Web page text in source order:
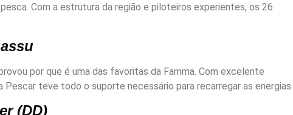
Com a estrutura da região e piloteiros experientes, os 26
por que é uma das favoritas da Famma. Com excelente
teve todo o suporte necessário para recarregar as energias.
(DD)